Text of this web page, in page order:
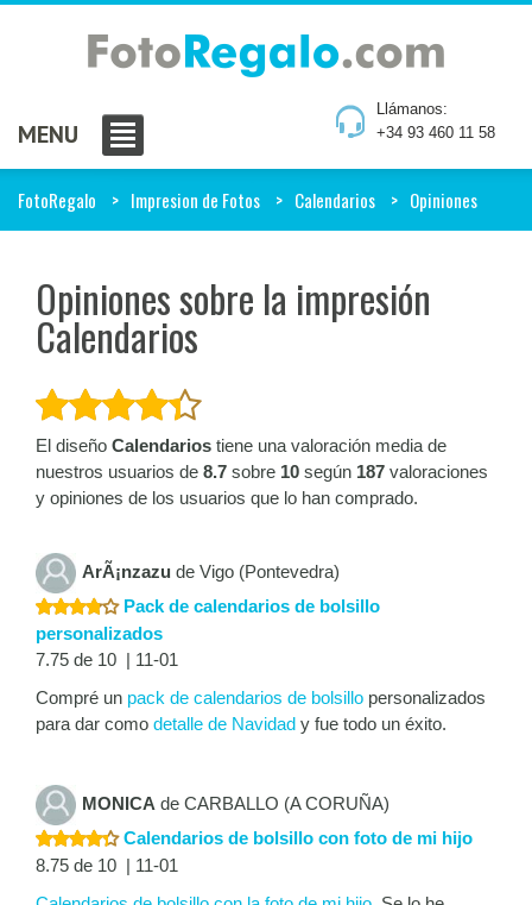
Llámanos:
+34 93 460 11 58
MENU
FotoRegalo Impresion de Fotos Calendarios Opiniones
Opiniones sobre la impresión
Calendarios
El diseño Calendarios tiene una valoración media de
nuestros usuarios de 8.7 sobre 10 según 187 valoraciones
y opiniones de los usuarios que lo han comprado.
ArÃ¡nzazu de Vigo (Pontevedra)
Pack de calendarios de bolsillo
personalizados
7.75 de 10 | 11-01
Compré un pack de calendarios de bolsillo personalizados
para dar como detalle de Navidad y fue todo un éxito.
MONICA de CARBALLO (A CORUÑA)
Calendarios de bolsillo con foto de mi hijo
8.75 de 10 | 11-01